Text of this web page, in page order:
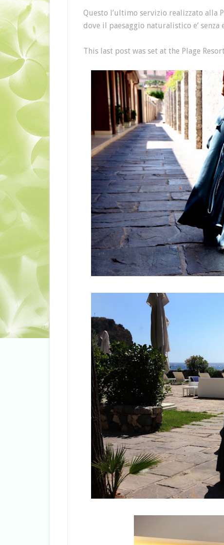
Questo l’ultimo servizio realizzato alla
dove il paesaggio naturalistico e’ senza
This last post was set at the Plage